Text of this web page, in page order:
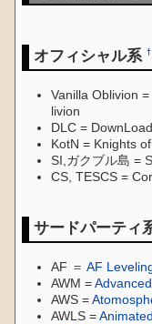
オフィシャル系†
Vanilla Oblivion
livion
DLC =
KotN = Knights
SI,ガクブル島 =
CS, TESCS =
サードパーティ
AF ＝AF
AWM =
AWS =
AWLS =